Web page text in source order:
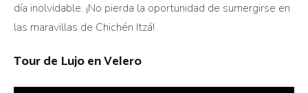
día inolvidable. ¡No pierda la oportunidad de sumergirse en
las maravillas de Chichén Itzá!
Tour de Lujo en Velero